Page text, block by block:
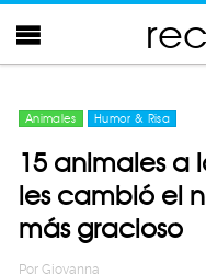
Animales Humor & Risa
15 animales a
les cambió el
más gracioso
Por Giovanna